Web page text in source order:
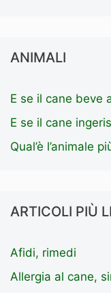
ANIMALI
E se il cane beve
E se il cane
Qual’è l’animale
ARTICOLI PIÙ
Afidi, rimedi
Allergia al cane,